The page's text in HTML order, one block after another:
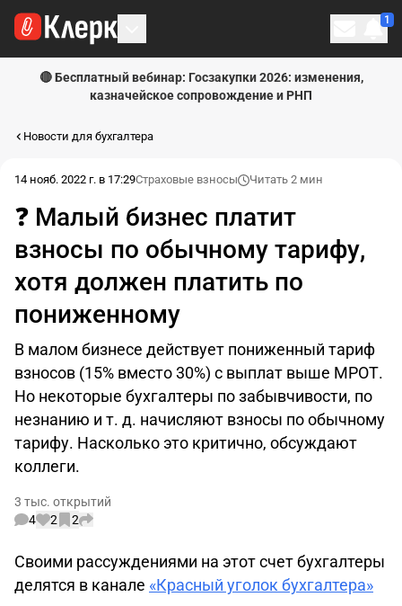
1
🔴 Бесплатный вебинар: Госзакупки 2026: изменения,
казначейское сопровождение и РНП
Новости для бухгалтера
14 нояб. 2022 г. в 17:29Страховые взносы Читать 2 мин
❓ Малый бизнес платит
взносы по обычному тарифу,
хотя должен платить по
пониженному
В малом бизнесе действует пониженный тариф
взносов (15% вместо 30%) с выплат выше МРОТ.
Но некоторые бухгалтеры по забывчивости, по
незнанию и т. д. начисляют взносы по обычному
тарифу. Насколько это критично, обсуждают
коллеги.
3 тыс. открытий
4
2 2
Своими рассуждениями на этот счет бухгалтеры
делятся в канале «Красный уголок бухгалтера»